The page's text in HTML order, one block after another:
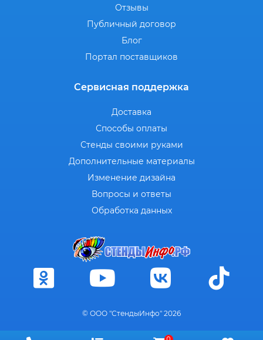
Отзывы
Публичный договор
Блог
Портал поставщиков
Сервисная поддержка
Доставка
Способы оплаты
Стенды своими руками
Дополнительные материалы
Изменение дизайна
Вопросы и ответы
Обработка данных
© ООО "СтендыИнфо" 2026